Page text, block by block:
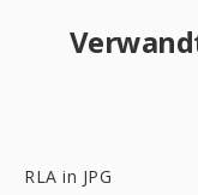
RLA in JPG